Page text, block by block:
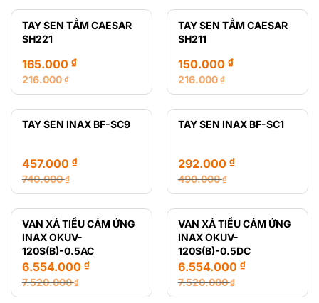
gốc
là:
28.720.000 ₫.
hiện
tại
là:
gốc
là:
12.470.000 ₫.
hiện
tại
là:
TAY SEN TẮM CAESAR
SH221
216.000₫
Giá
gốc
là:
165.000 ₫
Giá
hiện
tại
TAY SEN TẮM CAESAR
SH211
216.000₫
Giá
gốc
là:
150.000 ₫
Giá
hiện
tại
TAY SEN INAX BF-SC9
740.000₫
Giá
gốc
là:
740.000 ₫.
457.000 ₫
Giá
hiện
tại
là:
457.000 ₫.
TAY SEN INAX BF-SC1
490.000₫
Giá
gốc
là:
490.000 ₫.
292.000 ₫
Giá
hiện
tại
là:
292.000 ₫.
VAN XẢ TIỂU CẢM ỨNG
INAX OKUV-
120S(B)-0.5AC
7.520.000₫
Giá
6.554.000 ₫
Giá
VAN XẢ TIỂU CẢM ỨNG
INAX OKUV-
120S(B)-0.5DC
7.520.000₫
Giá
6.554.000 ₫
Giá